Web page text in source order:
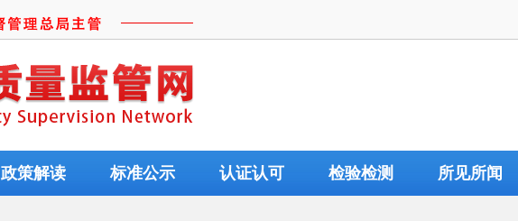
政策解读 标准公示 认证认可 检验检测 所见所闻